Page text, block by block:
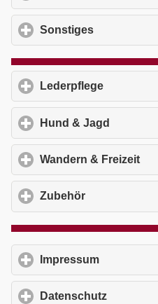
Sonstiges
Lederpflege
Hund & Jagd
Wandern & Freizeit
Zubehör
Impressum
Datenschutz